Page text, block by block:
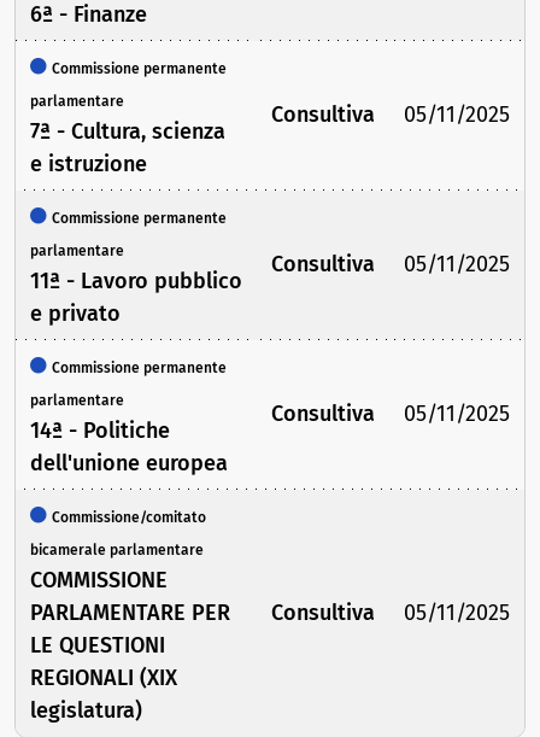
6ª - Finanze
Commissione permanente
parlamentare
7ª - Cultura, scienza
e istruzione
Consultiva 05/11/2025
Commissione permanente
parlamentare
11ª - Lavoro pubblico
e privato
Consultiva 05/11/2025
Commissione permanente
parlamentare
14ª - Politiche
dell'unione europea
Consultiva 05/11/2025
Commissione/comitato
bicamerale parlamentare
COMMISSIONE
PARLAMENTARE PER
LE QUESTIONI
REGIONALI (XIX
legislatura)
Consultiva 05/11/2025